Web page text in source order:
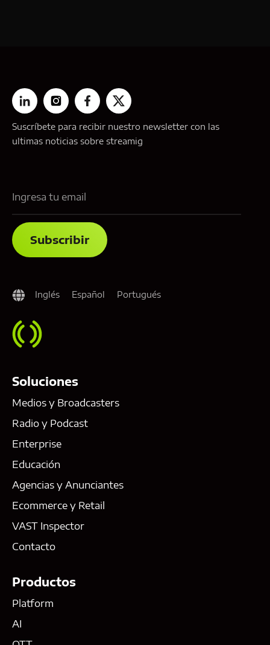
Suscríbete para recibir nuestro newsletter con las
ultimas noticias sobre streamig
Inglés Español Portugués
Soluciones
Medios y Broadcasters
Radio y Podcast
Enterprise
Educación
Agencias y Anunciantes
Ecommerce y Retail
VAST Inspector
Contacto
Productos
Platform
AI